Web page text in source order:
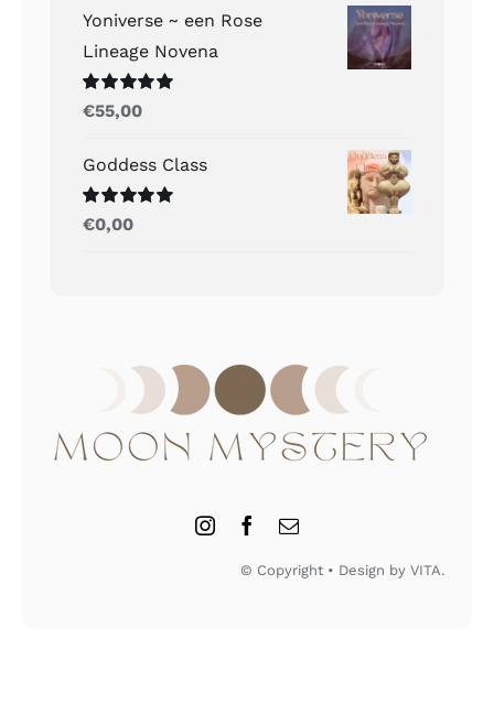
Yoniverse ~ een Rose
Lineage Novena
Gewaardeerd
uit 5
€55,00
Goddess Class
Gewaardeerd
5.00
€0,00
© Copyright • Design by VITA.